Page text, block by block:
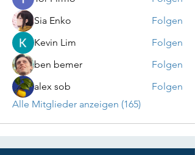
Sia Enko
Folgen
Kevin Lim
Folgen
ben bemer
Folgen
alex sob
Folgen
Alle Mitglieder anzeigen (165)